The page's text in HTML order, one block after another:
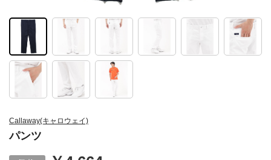
Callaway(キャロウェイ)
パンツ